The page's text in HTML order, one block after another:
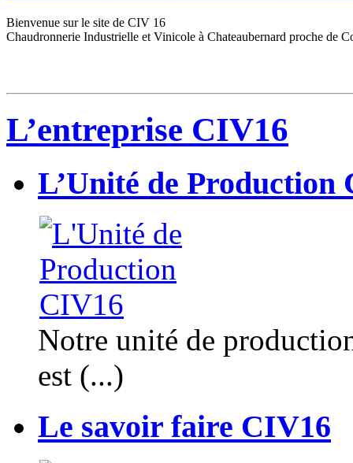
Bienvenue sur le site de CIV 16
Chaudronnerie Industrielle et Vinicole à Chateaubernard proche de
L’entreprise CIV16
L’Unité de Production
Notre unité de
est (...)
Le savoir faire CIV16